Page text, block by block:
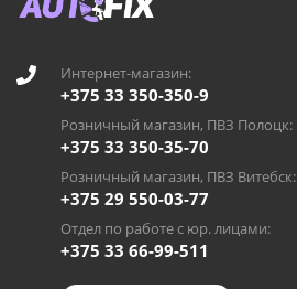
Интернет-магазин:
+375 33 350-350-9
Розничный магазин, ПВЗ Полоцк:
+375 33 350-35-70
Розничный магазин, ПВЗ Витебск:
+375 29 550-03-77
Отдел по работе с юр. лицами:
+375 33 66-99-511